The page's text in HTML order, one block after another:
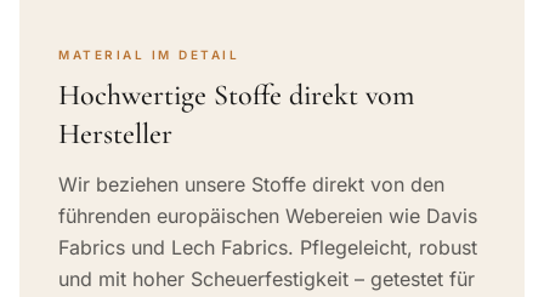
MATERIAL IM DETAIL
Hochwertige Stoffe direkt vom
Hersteller
Wir beziehen unsere Stoffe direkt von den
führenden europäischen Webereien wie Davis
Fabrics und Lech Fabrics. Pflegeleicht, robust
und mit hoher Scheuerfestigkeit – getestet für